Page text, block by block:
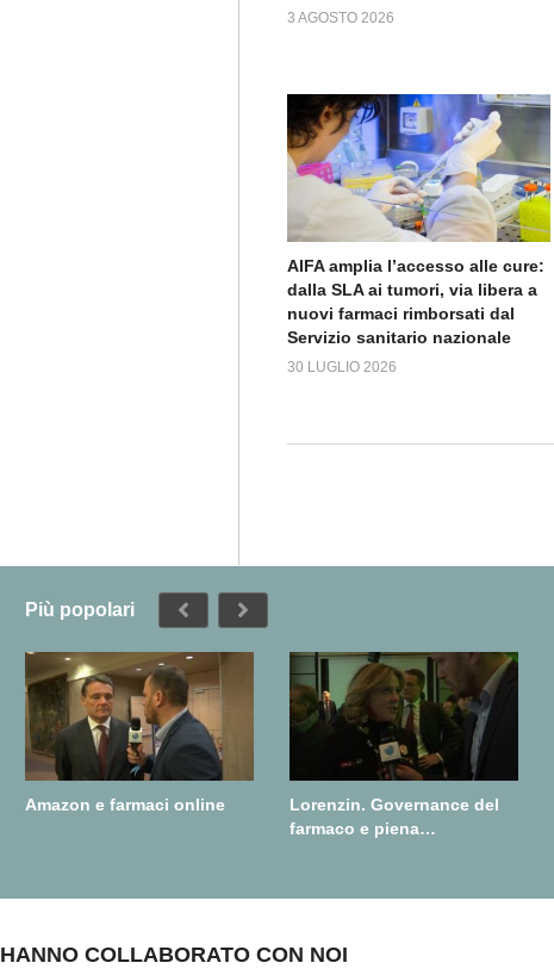
3 AGOSTO 2026
AIFA amplia l’accesso alle cure:
dalla SLA ai tumori, via libera a
nuovi farmaci rimborsati dal
Servizio sanitario nazionale
30 LUGLIO 2026
Più popolari
Amazon e farmaci online
Lorenzin. Governance del
farmaco e piena
HANNO COLLABORATO CON NOI